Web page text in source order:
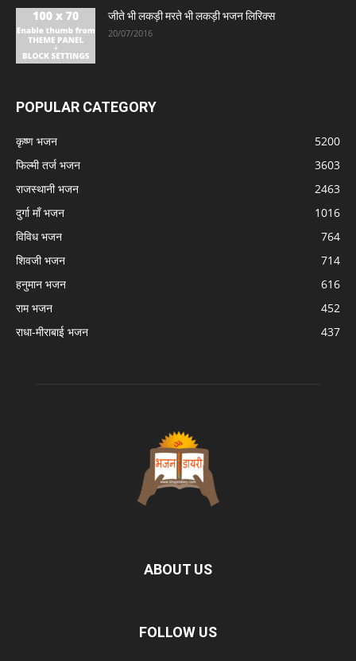
जीते भी लकड़ी मरते भी लकड़ी भजन लिरिक्स
20/07/2016
POPULAR CATEGORY
कृष्ण भजन
5200
फिल्मी तर्ज भजन
3603
राजस्थानी भजन
2463
दुर्गा माँ भजन
1016
विविध भजन
764
शिवजी भजन
714
हनुमान भजन
616
राम भजन
452
राधा-मीराबाई भजन
437
ABOUT US
FOLLOW US